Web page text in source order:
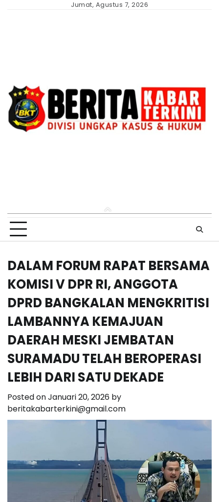
Jumat, Agustus 7, 2026
DALAM FORUM RAPAT BERSAMA
KOMISI V DPR RI, ANGGOTA
DPRD BANGKALAN MENGKRITISI
LAMBANNYA KEMAJUAN
DAERAH MESKI JEMBATAN
SURAMADU TELAH BEROPERASI
LEBIH DARI SATU DEKADE
Posted onJanuari 20, 2026 by
beritakabarterkini@gmail.com